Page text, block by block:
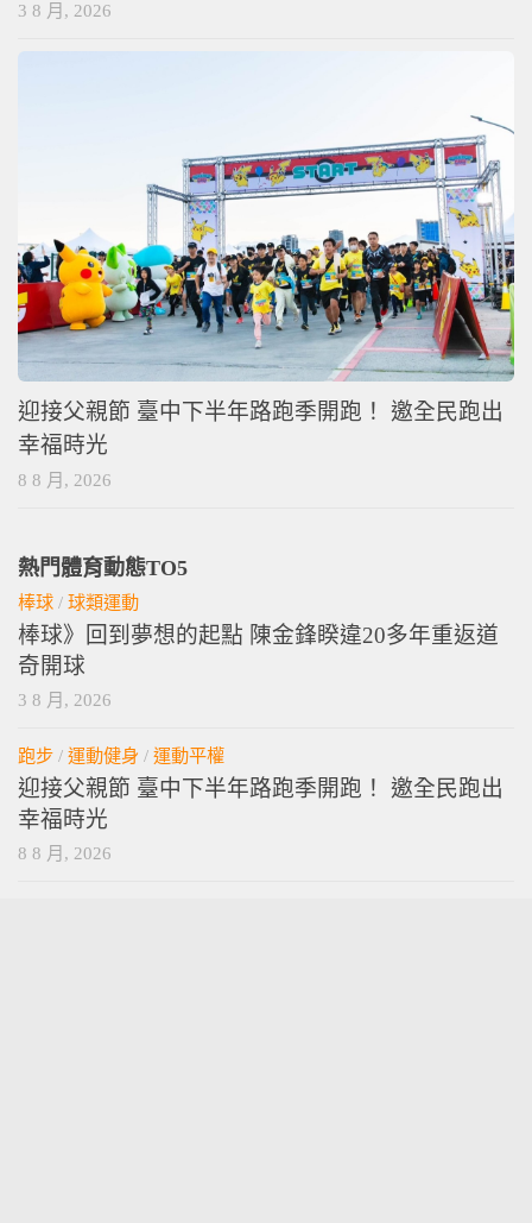
3 8 月, 2026
迎接父親節 臺中下半年路跑季開跑！ 邀全民跑出
幸福時光
8 8 月, 2026
熱門體育動態TO5
棒球 / 球類運動
棒球》回到夢想的起點 陳金鋒睽違20多年重返道
奇開球
3 8 月, 2026
跑步 / 運動健身 / 運動平權
迎接父親節 臺中下半年路跑季開跑！ 邀全民跑出
幸福時光
8 8 月, 2026